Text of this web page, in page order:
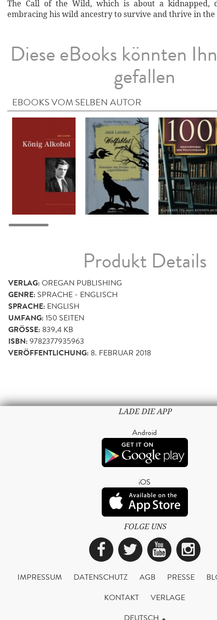
The Call of the Wild, which is about a kidnapped,
embracing his wild ancestry to survive and thrive in
Diese eBooks könnten
gefallen
EBOOKS VOM SELBEN AUTOR
Produkt Details
VERLAG:OREGAN PUBLISHING
GENRE: SPRACHE - ENGLISCH
SPRACHE: ENGLISH
UMFANG:150 SEITEN
GRÖSSE: 839,4 KB
ISBN:9782377935963
VERÖFFENTLICHUNG: 8. FEBRUAR 2018
LADE DIE APP
Android
iOS
FOLGE UNS
Facebook
Twitter
IMPRESSUM DATENSCHUTZ AGB PRESSE
KONTAKT
VERLAGE